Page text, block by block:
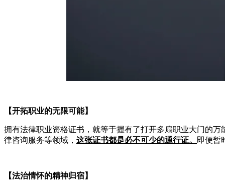
【开拓职业的无限可能】
拥有法律职业资格证书，就等于握有了打开多扇职业大门的
律咨询服务等领域， 这张证书都是必不可少的通行证。 即便暂
【法治情怀的精神归宿】